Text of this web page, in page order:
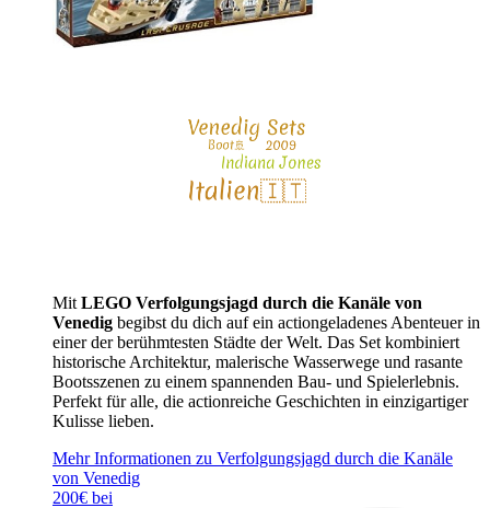
Mit LEGO Verfolgungsjagd durch die Kanäle von
Venedig begibst du dich auf ein actiongeladenes Abenteuer in
einer der berühmtesten Städte der Welt. Das Set kombiniert
historische Architektur, malerische Wasserwege und rasante
Bootsszenen zu einem spannenden Bau- und Spielerlebnis.
Perfekt für alle, die actionreiche Geschichten in einzigartiger
Kulisse lieben.
Mehr Informationen zu Verfolgungsjagd durch die Kanäle
von Venedig
200€ bei